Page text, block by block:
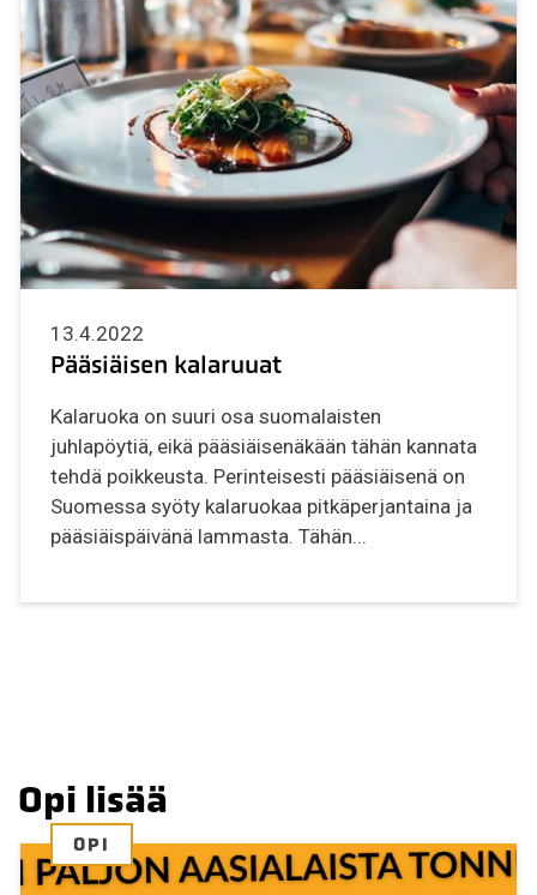
13.4.2022
Pääsiäisen kalaruuat
Kalaruoka on suuri osa suomalaisten
juhlapöytiä, eikä pääsiäisenäkään tähän kannata
tehdä poikkeusta. Perinteisesti pääsiäisenä on
Suomessa syöty kalaruokaa pitkäperjantaina ja
pääsiäispäivänä lammasta. Tähän...
Opi lisää
OPI